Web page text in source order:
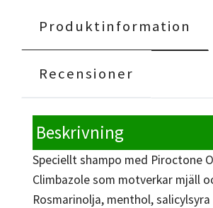
Produktinformation
Recensioner
Beskrivning
Speciellt shampo med Piroctone
Climbazole som motverkar mjäll
Rosmarinolja, menthol, salicylsyra